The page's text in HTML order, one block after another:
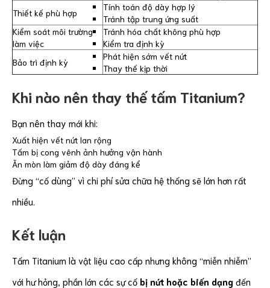
Thiết kế phù hợp
Tính toán độ dày hợp lý
Tránh tập trung ứng suất
Kiểm soát môi trường
làm việc
Tránh hóa chất không phù hợp
Kiểm tra định kỳ
Bảo trì định kỳ
Phát hiện sớm vết nứt
Thay thế kịp thời
Khi nào nên thay thế tấm Titanium?
Bạn nên thay mới khi:
Xuất hiện vết nứt lan rộng
Tấm bị cong vênh ảnh hưởng vận hành
Ăn mòn làm giảm độ dày đáng kể
Đừng “cố dùng” vì chi phí sửa chữa hệ thống sẽ lớn hơn rất
nhiều.
Kết luận
Tấm Titanium là vật liệu cao cấp nhưng không “miễn nhiễm”
với hư hỏng, phần lớn các sự cố bị nứt hoặc biến dạng đến